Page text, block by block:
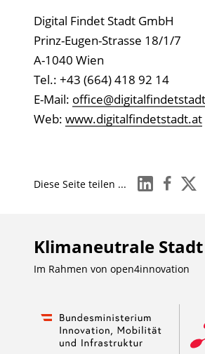
Digital Findet Stadt GmbH
Prinz-Eugen-Strasse 18/1/7
A-1040 Wien
Tel.: +43 (664) 418 92 14
E-Mail:
Web: www.digitalfindetstadt.at
Diese Seite teilen ... linkedinfacebook
x
Klimaneutrale Stadt
Im Rahmen von open4innovation